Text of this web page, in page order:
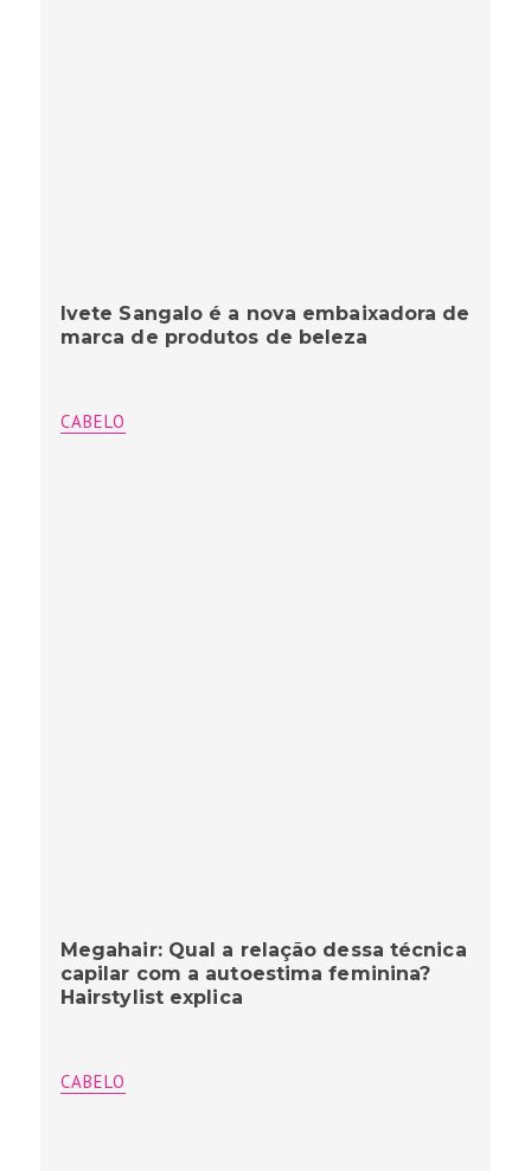
Ivete Sangalo é a nova embaixadora de
marca de produtos de beleza
CABELO
Megahair: Qual a relação dessa técnica
capilar com a autoestima feminina?
Hairstylist explica
CABELO